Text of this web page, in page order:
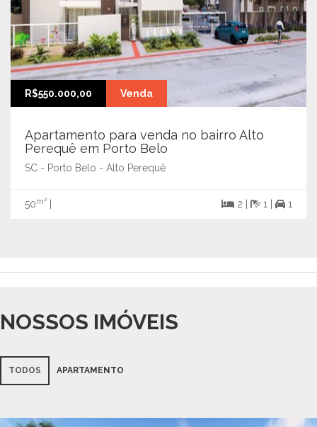
R$550.000,00 Venda
Apartamento para venda no bairro Alto
Perequê em Porto Belo
SC - Porto Belo - Alto Perequê
50m² 2 | 1 | 1
NOSSOS IMÓVEIS
TODOS APARTAMENTO